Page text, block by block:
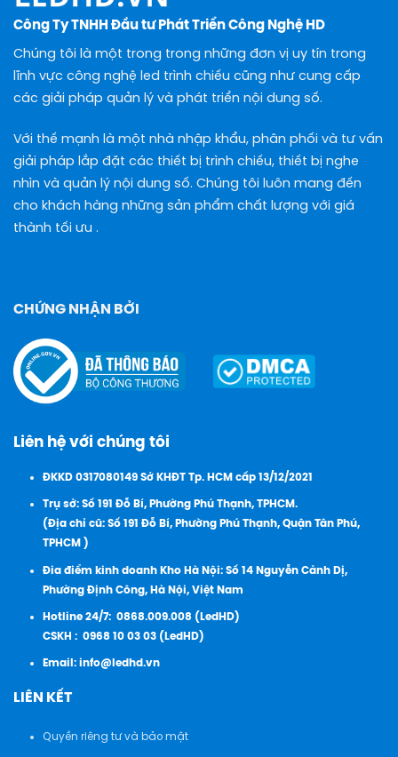
Công Ty TNHH Đầu tư Phát Triển Công Nghệ HD
Chúng tôi là một trong trong những đơn vị uy tín trong
lĩnh vực công nghệ led trình chiếu cũng như cung cấp
các giải pháp quản lý và phát triển nội dung số.
Với thế mạnh là một nhà nhập khẩu, phân phối và tư vấn
giải pháp lắp đặt các thiết bị trình chiếu, thiết bị nghe
nhìn và quản lý nội dung số. Chúng tôi luôn mang đến
cho khách hàng những sản phẩm chất lượng với giá
thành tối ưu .
CHỨNG NHẬN BỞI
Liên hệ với chúng tôi
ĐKKD 0317080149 Sở KHĐT Tp. HCM cấp 13/12/2021
Trụ sở: Số 191 Đỗ Bí, Phường Phú Thạnh, TPHCM.
(Địa chỉ cũ: Số 191 Đỗ Bí, Phường Phú Thạnh, Quận Tân Phú,
TPHCM )
Đia điểm kinh doanh Kho Hà Nội: Số 14 Nguyễn Cảnh Dị,
Phường Định Công, Hà Nội, Việt Nam
Hotline 24/7: 0868.009.008 (LedHD)
CSKH : 0968 10 03 03 (LedHD)
Email:info@ledhd.vn
LIÊN KẾT
Quyền riêng tư và bảo mật